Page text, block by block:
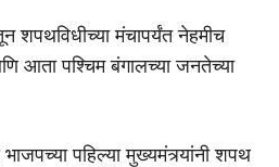
शपथविधीच्या मंचापर्यंत नेहमीच
पश्चिम बंगालच्या जनतेच्या
पहिल्या मुख्यमंत्र्यांनी शपथ